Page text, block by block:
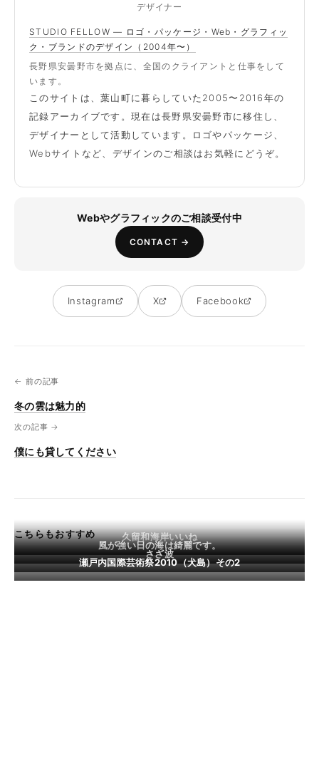
このサイトは、葉山町に暮らしていた2005〜2016年の
記録アーカイブです。現在は長野県安曇野市に移住し、
デザイナーとして活動しています。ロゴやパッケージ、
Webサイトなど、デザインのご相談はお気軽にどうぞ。
デザイナー
STUDIO FELLOW — ロゴ・パッケージ・Web・グラフィッ
ク・ブランドのデザイン（2004年〜）
長野県安曇野市を拠点に、全国のクライアントと仕事をして
います。
Webやグラフィックのご相談受付中
CONTACT →
Instagram X Facebook
← 前の記事
冬の雲は魅力的
次の記事 →
僕にも貸してください
こちらもおすすめ 久留和海岸いいね
風が強い日の海は綺麗です。
さざ波
瀬戸内国際芸術祭2010（犬島）その2